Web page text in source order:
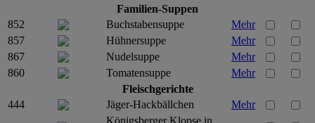
Familien-Suppen
852
Buchstabensuppe
Mehr
857
Hühnersuppe
Mehr
867
Nudelsuppe
Mehr
860
Tomatensuppe
Mehr
Fleischgerichte
444
Jäger-Hackbällchen
Mehr
Königsberger Klopse in